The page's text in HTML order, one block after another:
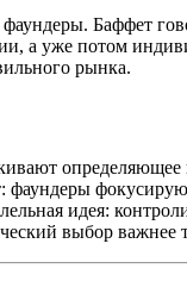
Баффет
а уже потом
рынка.
определяющее
фаундеры
идея:
выбор важнее